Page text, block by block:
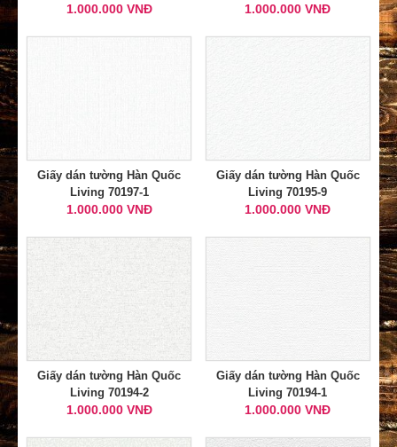
1.000.000 VNĐ 1.000.000 VNĐ
Giấy dán tường Hàn Quốc
Living 70197-1
1.000.000 VNĐ
Giấy dán tường Hàn Quốc
Living 70195-9
1.000.000 VNĐ
Giấy dán tường Hàn Quốc
Living 70194-2
1.000.000 VNĐ
Giấy dán tường Hàn Quốc
Living 70194-1
1.000.000 VNĐ